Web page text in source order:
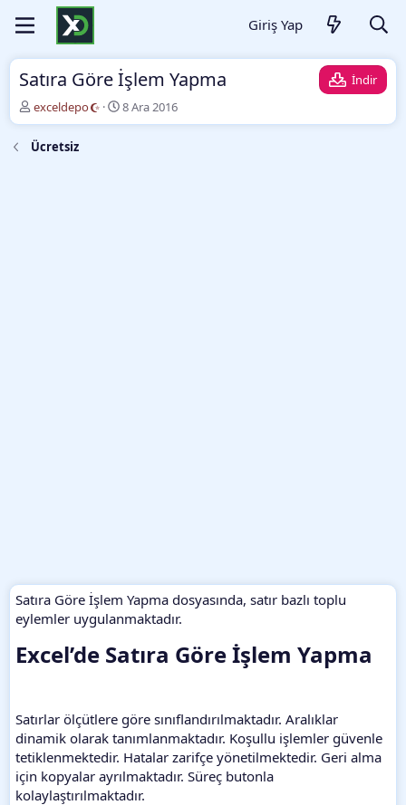
Giriş Yap
Satıra Göre İşlem Yapma
İndir
Y
a
z
a
exceldepo
O
l
8 Ara 2016
Ücretsiz
Satıra Göre İşlem Yapma dosyasında, satır bazlı toplu
eylemler uygulanmaktadır.
Excel’de Satıra Göre İşlem Yapma​
Satırlar ölçütlere göre sınıflandırılmaktadır. Aralıklar
dinamik olarak tanımlanmaktadır. Koşullu işlemler güvenle
tetiklenmektedir. Hatalar zarifçe yönetilmektedir. Geri alma
için kopyalar ayrılmaktadır. Süreç butonla
kolaylaştırılmaktadır.